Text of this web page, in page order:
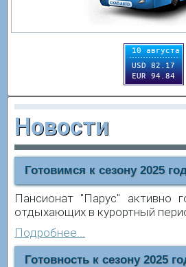
Новости
Готовимся к сезону 2025
Пансионат "Парус" активно
отдыхающих в курортный
Подробнее...
Готовность к сезону 2025